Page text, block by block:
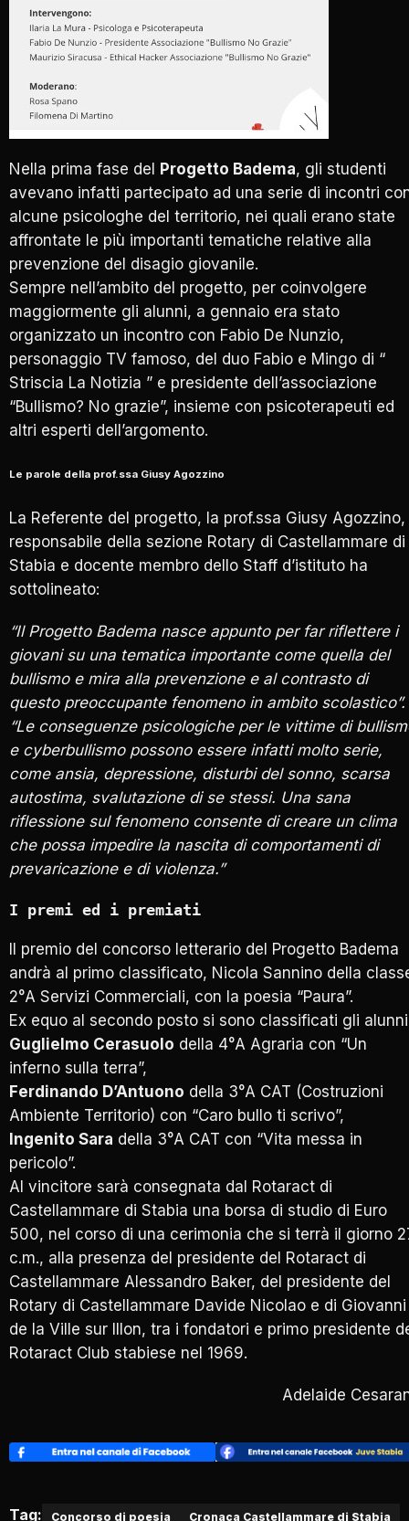
Nella prima fase del Progetto Badema, gli studenti
avevano infatti partecipato ad una serie di incontri
alcune psicologhe del territorio, nei quali erano state
affrontate le più importanti tematiche relative alla
prevenzione del disagio giovanile.
Sempre nell’ambito del progetto, per coinvolgere
maggiormente gli alunni, a gennaio era stato
organizzato un incontro con Fabio De Nunzio,
personaggio TV famoso, del duo Fabio e Mingo di “
Striscia La Notizia ” e presidente dell’associazione
“Bullismo? No grazie”, insieme con psicoterapeuti ed
altri esperti dell’argomento.
Le parole della prof.ssa Giusy Agozzino
La Referente del progetto, la prof.ssa Giusy Agozzino,
responsabile della sezione Rotary di Castellammare di
Stabia e docente membro dello Staff d’istituto ha
sottolineato:
“Il Progetto Badema nasce appunto per far riflettere i
giovani su una tematica importante come quella del
bullismo e mira alla prevenzione e al contrasto di
questo preoccupante fenomeno in ambito scolastico”.
“Le conseguenze psicologiche per le vittime di
e cyberbullismo possono essere infatti molto serie,
come ansia, depressione, disturbi del sonno, scarsa
autostima, svalutazione di se stessi. Una sana
riflessione sul fenomeno consente di creare un clima
che possa impedire la nascita di comportamenti di
prevaricazione e di violenza.”
I premi ed i premiati
Il premio del concorso letterario del Progetto Badema
andrà al primo classificato, Nicola Sannino della
2°A Servizi Commerciali, con la poesia “Paura”.
Ex equo al secondo posto si sono classificati gli
Guglielmo Cerasuolo della 4°A Agraria con “Un
inferno sulla terra”,
Ferdinando D’Antuono della 3°A CAT (Costruzioni
Ambiente Territorio) con “Caro bullo ti scrivo”,
Ingenito Sara della 3°A CAT con “Vita messa in
pericolo”.
Al vincitore sarà consegnata dal Rotaract di
Castellammare di Stabia una borsa di studio di Euro
500, nel corso di una cerimonia che si terrà il giorno
c.m., alla presenza del presidente del Rotaract di
Castellammare Alessandro Baker, del presidente del
Rotary di Castellammare Davide Nicolao e di Giovanni
de la Ville sur Illon, tra i fondatori e primo presidente
Rotaract Club stabiese nel 1969.
Adelaide
Tag: Concorso di poesia Cronaca Castellammare di Stabia